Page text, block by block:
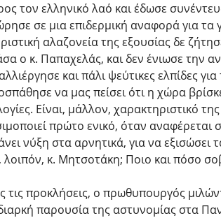
τον ελληνικό λαό και έδωσε
σε μια επιδερμική αναφορά για
αλαζονεία της εξουσίας δε
ο κ. Παπαχελάς, και δεν ένιωσε την
και πάλι ψεύτικες ελπίδες
να μας πείσει ότι η χώρα
Είναι, μάλλον, χαρακτηριστικό
πρώτο ενικό, όταν αναφέρεται
νύξη στα αρνητικά, για να εξισώσει
κ. Μητσοτάκη; Ποιο και πόσο
τις προκλήσεις, ο πρωθυπουργός
παρουσία της αστυνομίας στα